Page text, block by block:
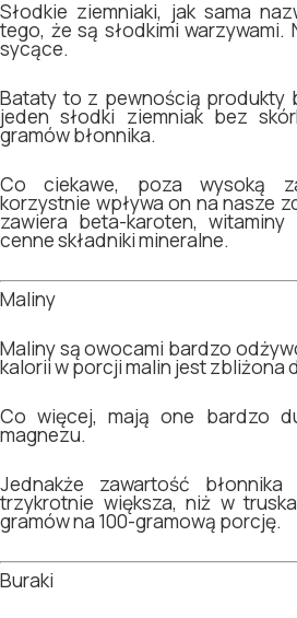
Słodkie ziemniaki, jak sama
tego, że są słodkimi warzywami.
sycące.
Bataty to z pewnością produkty
jeden słodki ziemniak bez
gramów błonnika.
Co ciekawe, poza wysoką
korzystnie wpływa on na nasze
zawiera beta-karoten,
cenne składniki mineralne.
Maliny
Maliny są owocami bardzo
kalorii w porcji malin jest zbliżona
Co więcej, mają one bardzo
magnezu.
Jednakże zawartość
trzykrotnie większa, niż w
gramów na 100-gramową porcję.
Buraki